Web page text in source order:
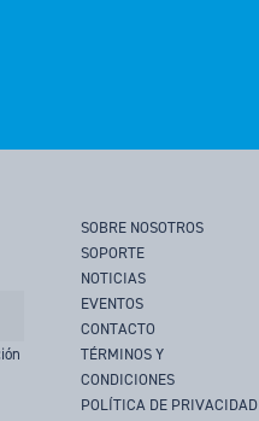
SOBRE NOSOTROS
SOPORTE
NOTICIAS
EVENTOS
CONTACTO
TÉRMINOS Y
CONDICIONES
POLÍTICA DE PRIVACIDAD